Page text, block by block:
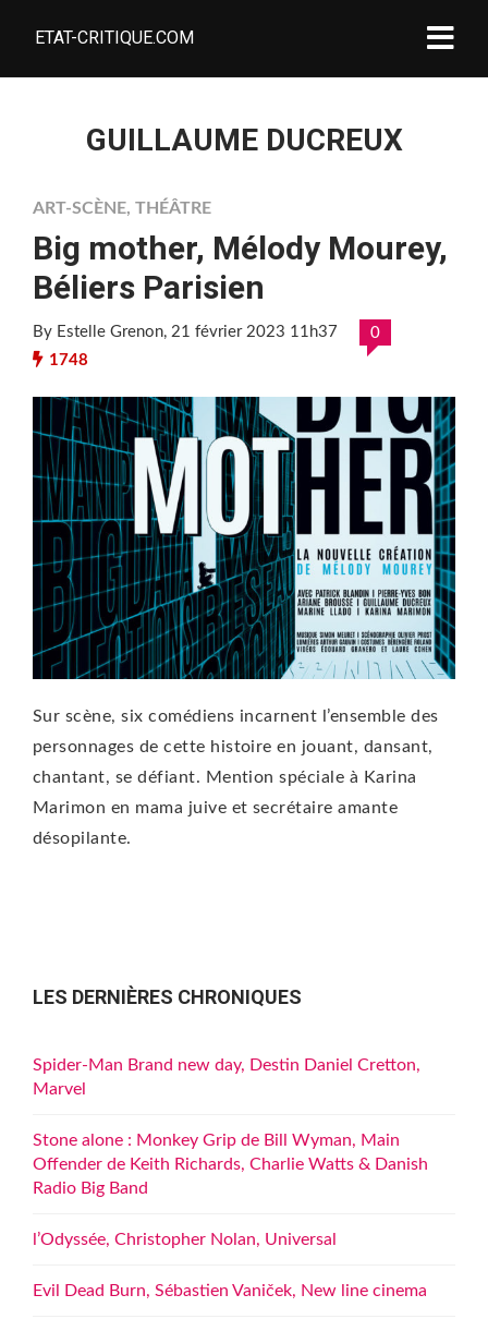
ETAT-CRITIQUE.COM
GUILLAUME DUCREUX
ART-SCÈNE, THÉÂTRE
Big mother, Mélody Mourey,
Béliers Parisien
By Estelle Grenon, 21 février 2023 11h37
0
1748
Sur scène, six comédiens incarnent l’ensemble des
personnages de cette histoire en jouant, dansant,
chantant, se défiant. Mention spéciale à Karina
Marimon en mama juive et secrétaire amante
désopilante.
LES DERNIÈRES CHRONIQUES
Spider-Man Brand new day, Destin Daniel Cretton,
Marvel
Stone alone : Monkey Grip de Bill Wyman, Main
Offender de Keith Richards, Charlie Watts & Danish
Radio Big Band
l’Odyssée, Christopher Nolan, Universal
Evil Dead Burn, Sébastien Vaniček, New line cinema